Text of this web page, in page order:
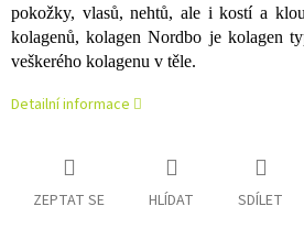
pokožky, vlasů, nehtů, ale i kostí a
kolagenů, kolagen Nordbo je kolagen
veškerého kolagenu v těle.
Detailní informace
ZEPTAT SE HLÍDAT SDÍLET